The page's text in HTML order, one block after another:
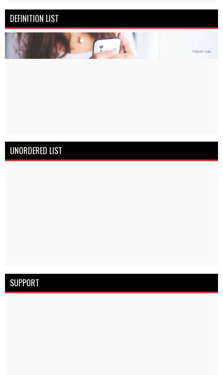
DEFINITION LIST
UNORDERED LIST
SUPPORT